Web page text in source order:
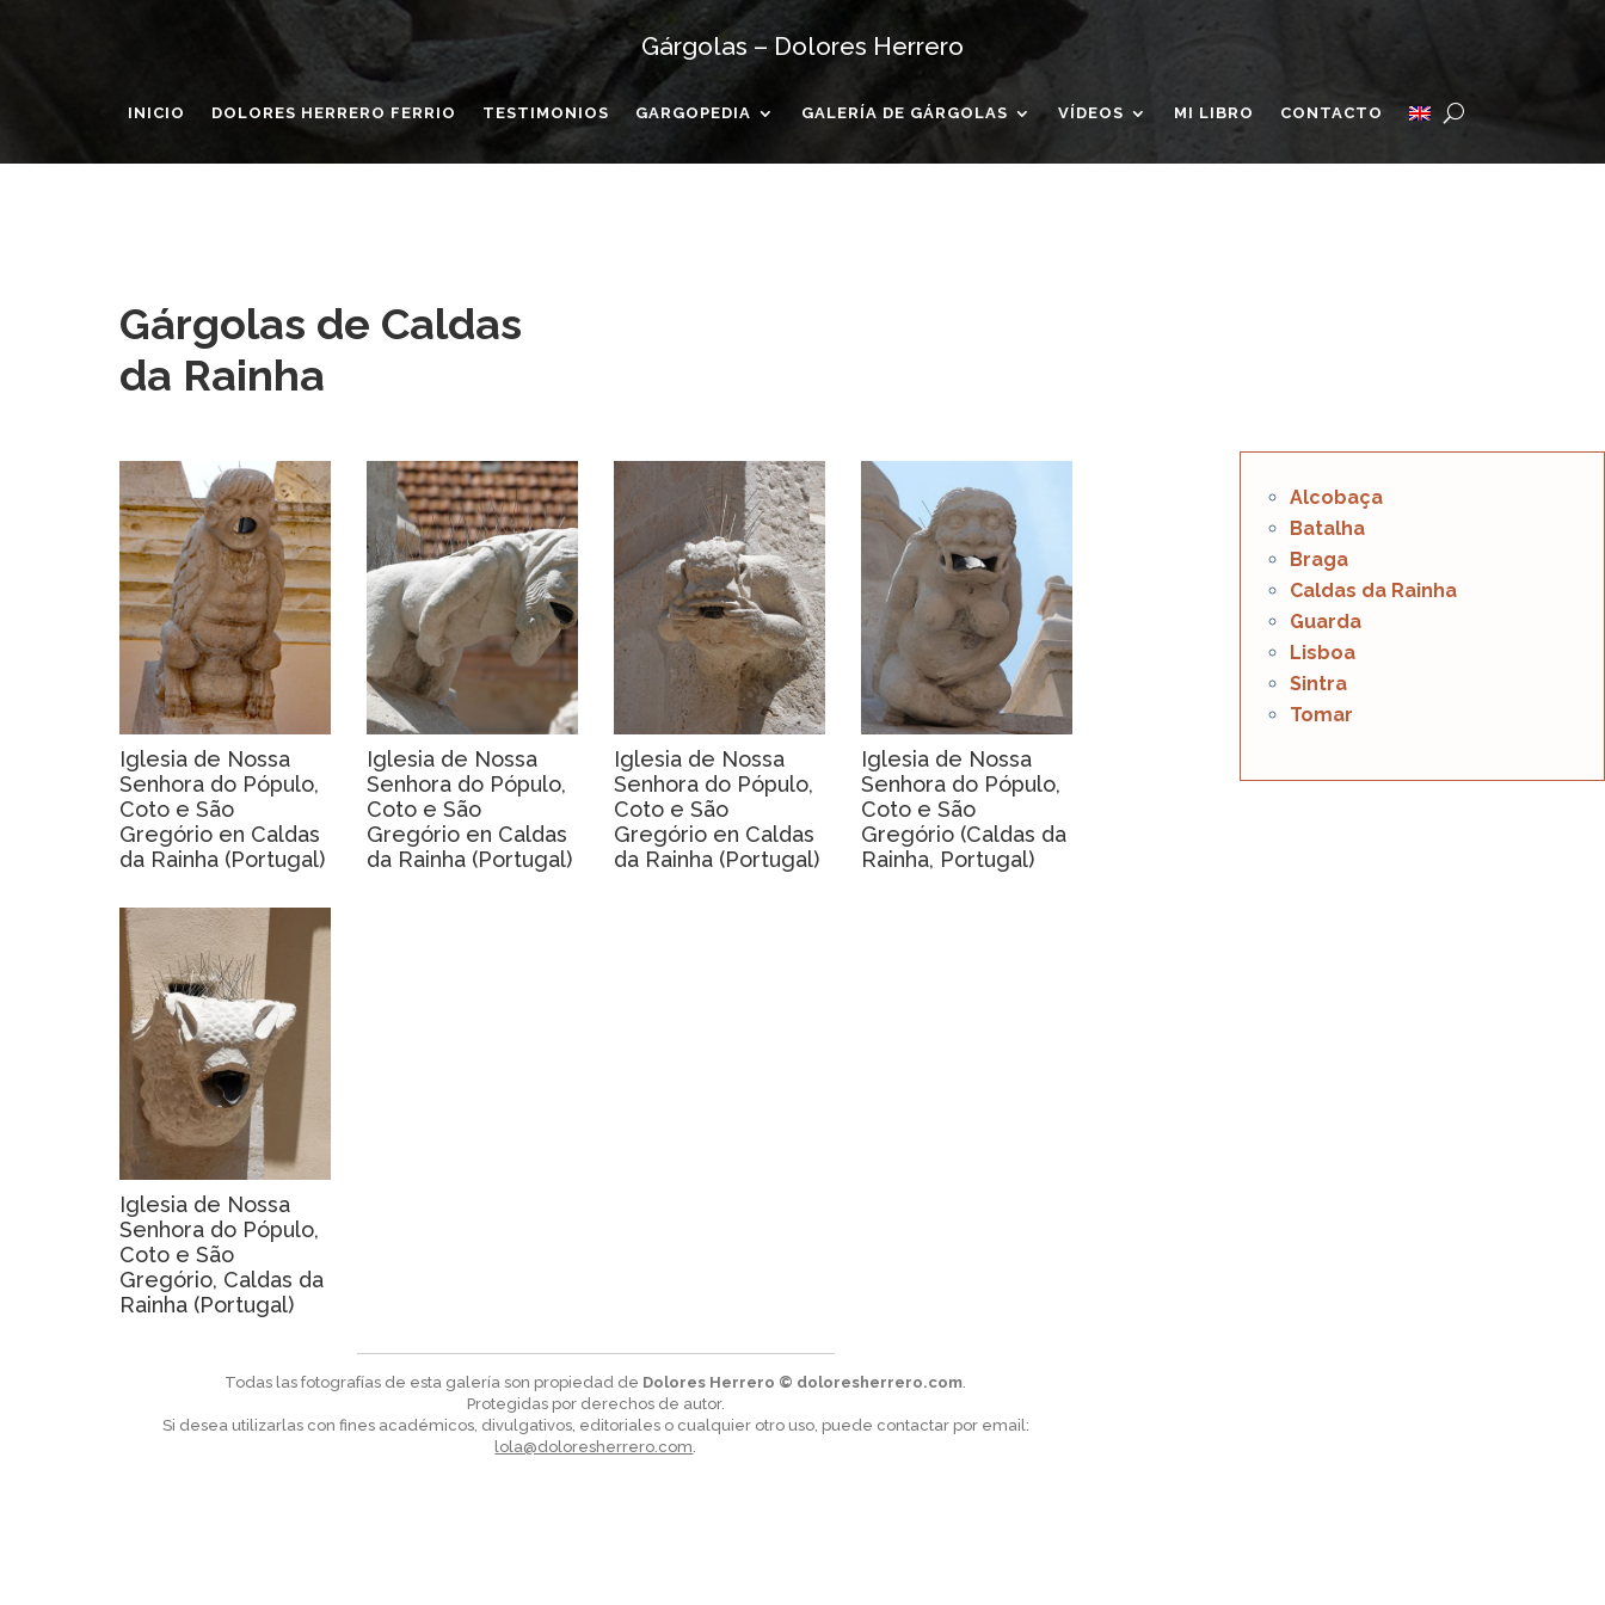
Gárgolas – Dolores Herrero
INICIO DOLORES HERRERO FERRIO TESTIMONIOS GARGOPEDIA GALERÍA DE GÁRGOLAS VÍDEOS MI LIBRO CONTACTO
Gárgolas de Caldas
da Rainha
Iglesia de Nossa
Senhora do Pópulo,
Coto e São
Gregório en Caldas
da Rainha (Portugal)
Iglesia de Nossa
Senhora do Pópulo,
Coto e São
Gregório en Caldas
da Rainha (Portugal)
Iglesia de Nossa
Senhora do Pópulo,
Coto e São
Gregório en Caldas
da Rainha (Portugal)
Iglesia de Nossa
Senhora do Pópulo,
Coto e São
Gregório (Caldas da
Rainha, Portugal)
Iglesia de Nossa
Senhora do Pópulo,
Coto e São
Gregório, Caldas da
Rainha (Portugal)
Todas las fotografías de esta galería son propiedad de Dolores Herrero © doloresherrero.com.
Protegidas por derechos de autor.
Si desea utilizarlas con fines académicos, divulgativos, editoriales o cualquier otro uso, puede contactar por email:
lola@doloresherrero.com.
Alcobaça
Batalha
Braga
Caldas da Rainha
Guarda
Lisboa
Sintra
Tomar